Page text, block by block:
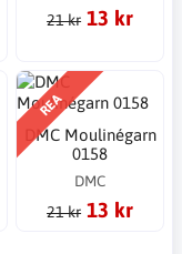
21 kr 13 kr
REA
DMC Moulinégarn
0158
DMC
21 kr 13 kr